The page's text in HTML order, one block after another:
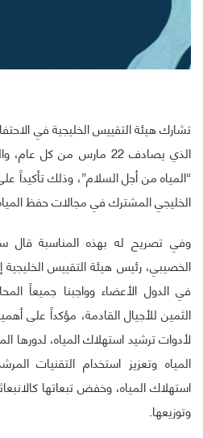
تشارك هيئة التقييس الخليجية في
الذي يصادف 22 مارس من
“المياه من أجل السلام”، وذلك تأكيداً
الخليجي المشترك في مجالات حفظ
وفي تصريح له بهذه المناسبة قال
الخصيبي، رئيس هيئة التقييس الخليجية
في الدول الأعضاء وواجبنا جميعاً
الثمين للأجيال القادمة، مؤكداً على
لأدوات ترشيد استهلاك المياه،
المياه وتعزيز استخدام التقنيات
استهلاك المياه، وخفض تبعاتها
وتوزيعها.